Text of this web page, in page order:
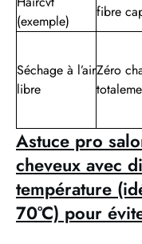
(exemple)
fibre
Séchage à l’air
libre
Zéro
Astuce pro
cheveux avec
température
70°C) pour